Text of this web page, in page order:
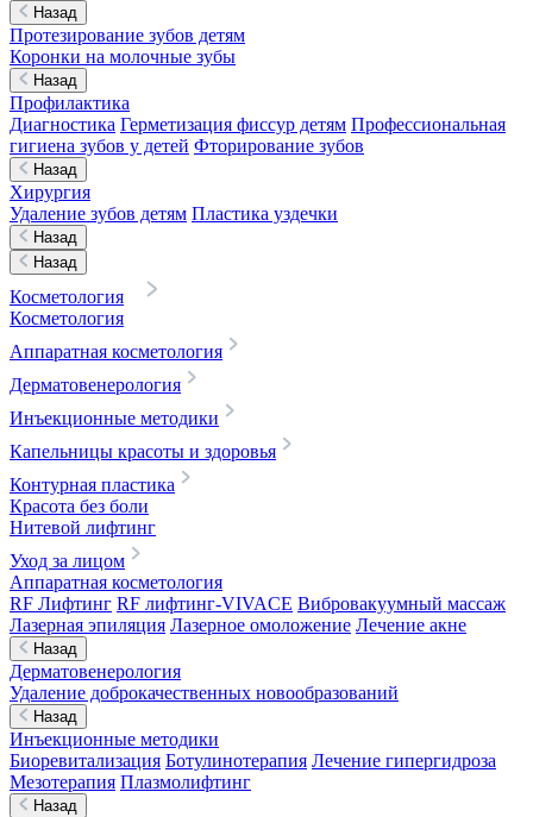
Назад
Протезирование зубов детям
Коронки на молочные зубы
Назад
Профилактика
Диагностика Герметизация фиссур детям Профессиональная
гигиена зубов у детей Фторирование зубов
Назад
Хирургия
Удаление зубов детям Пластика уздечки
Назад
Назад
Косметология
Косметология
Аппаратная косметология
Дерматовенерология
Инъекционные методики
Капельницы красоты и здоровья
Контурная пластика
Красота без боли
Нитевой лифтинг
Уход за лицом
Аппаратная косметология
RF Лифтинг RF лифтинг-VIVACE Вибровакуумный массаж
Лазерная эпиляция Лазерное омоложение Лечение акне
Назад
Дерматовенерология
Удаление доброкачественных новообразований
Назад
Инъекционные методики
Биоревитализация Ботулинотерапия Лечение гипергидроза
Мезотерапия Плазмолифтинг
Назад